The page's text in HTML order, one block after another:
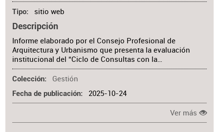
Tipo sitio web
Descripción
Informe elaborado por el Consejo Profesional de
Arquitectura y Urbanismo que presenta la evaluación
institucional del “Ciclo de Consultas con la…
Colección Gestión
Fecha de publicación 2025-10-24
Ver más